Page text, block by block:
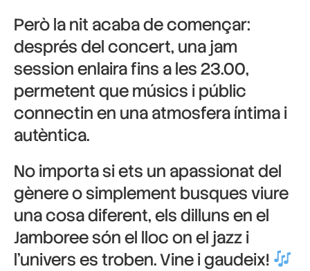
Però la nit acaba de començar:
després del concert, una jam
session enlaira fins a les 23.00,
permetent que músics i públic
connectin en una atmosfera íntima i
autèntica.
No importa si ets un apassionat del
gènere o simplement busques viure
una cosa diferent, els dilluns en el
Jamboree són el lloc on el jazz i
l’univers es troben. Vine i gaudeix!